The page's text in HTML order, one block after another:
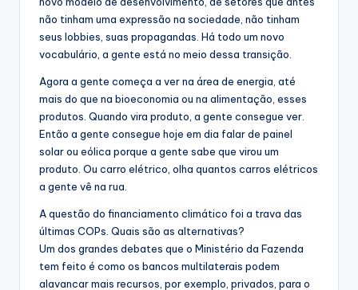
não tinham uma expressão na sociedade, não tinham
seus lobbies, suas propagandas. Há todo um novo
vocabulário, a gente está no meio dessa transição.
Agora a gente começa a ver na área de energia, até
mais do que na bioeconomia ou na alimentação, esses
produtos. Quando vira produto, a gente consegue ver.
Então a gente consegue hoje em dia falar de painel
solar ou eólica porque a gente sabe que virou um
produto. Ou carro elétrico, olha quantos carros elétricos
a gente vê na rua.
A questão do financiamento climático foi a trava das
últimas COPs. Quais são as alternativas?
Um dos grandes debates que o Ministério da Fazenda
tem feito é como os bancos multilaterais podem
alavancar mais recursos, por exemplo, privados, para o